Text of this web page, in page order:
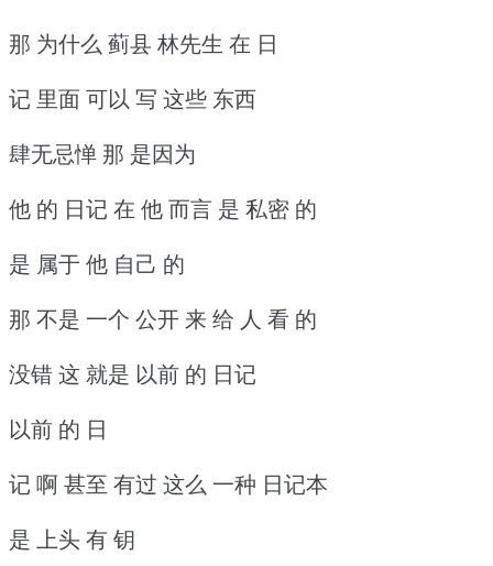
那 为什么 蓟县 林先生 在 日
记 里面 可以 写 这些 东西
肆无忌惮 那 是因为
他 的 日记 在 他 而言 是 私密 的
是 属于 他 自己 的
那 不是 一个 公开 来 给 人 看 的
没错 这 就是 以前 的 日记
以前 的 日
记 啊 甚至 有过 这么 一种 日记本
是 上头 有 钥